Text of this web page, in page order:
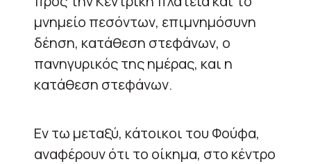
μνημείο πεσόντων, επιμνημόσυνη
δέηση, κατάθεση στεφάνων, ο
πανηγυρικός της ημέρας, και η
κατάθεση στεφάνων.
Εν τω μεταξύ, κάτοικοι του Φούφα,
αναφέρουν ότι το οίκημα, στο κέντρο